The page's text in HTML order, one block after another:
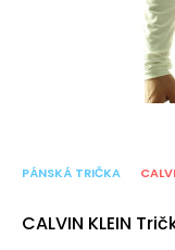
PÁNSKÁ TRIČKA
CALVIN KLEIN